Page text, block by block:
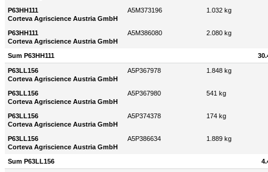
P63HH111
Corteva Agriscience Austria GmbH
A5M373196 1.032 kg
P63HH111
Corteva Agriscience Austria GmbH
A5M386080 2.080 kg
Sum P63HH111
P63LL156
Corteva Agriscience Austria GmbH
A5P367978 1.848 kg
P63LL156
Corteva Agriscience Austria GmbH
A5P367980 541 kg
P63LL156
Corteva Agriscience Austria GmbH
A5P374378 174 kg
P63LL156
Corteva Agriscience Austria GmbH
A5P386634 1.889 kg
Sum P63LL156